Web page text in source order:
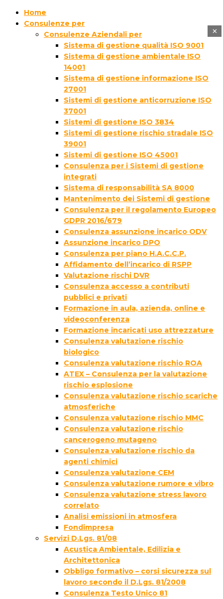
Home
Consulenze per
Consulenze Aziendali per
Sistema di gestione qualità ISO 9001
Sistema di gestione ambientale ISO
14001
Sistema di gestione informazione ISO
27001
Sistemi di gestione anticorruzione ISO
37001
Sistemi di gestione ISO 3834
Sistemi di gestione rischio stradale ISO
39001
Sistemi di gestione ISO 45001
Consulenza per i Sistemi di gestione
integrati
Sistema di responsabilità SA 8000
Mantenimento dei Sistemi di gestione
Consulenza per il regolamento Europeo
GDPR 2016/679
Consulenza assunzione incarico ODV
Assunzione incarico DPO
Consulenza per piano H.A.C.C.P.
Affidamento dell’incarico di RSPP
Valutazione rischi DVR
Consulenza accesso a contributi
pubblici e privati
Formazione in aula, azienda, online e
videoconferenza
Formazione incaricati uso attrezzature
Consulenza valutazione rischio
biologico
Consulenza valutazione rischio ROA
ATEX – Consulenza per la valutazione
rischio esplosione
Consulenza valutazione rischio scariche
atmosferiche
Consulenza valutazione rischio MMC
Consulenza valutazione rischio
cancerogeno mutageno
Consulenza valutazione rischio da
agenti chimici
Consulenza valutazione CEM
Consulenza valutazione rumore e vibro
Consulenza valutazione stress lavoro
correlato
Analisi emissioni in atmosfera
Fondimpresa
Servizi D.Lgs. 81/08
Acustica Ambientale, Edilizia e
Architettonica
Obbligo formativo – corsi sicurezza sul
lavoro secondo il D.Lgs. 81/2008
Consulenza Testo Unico 81
×